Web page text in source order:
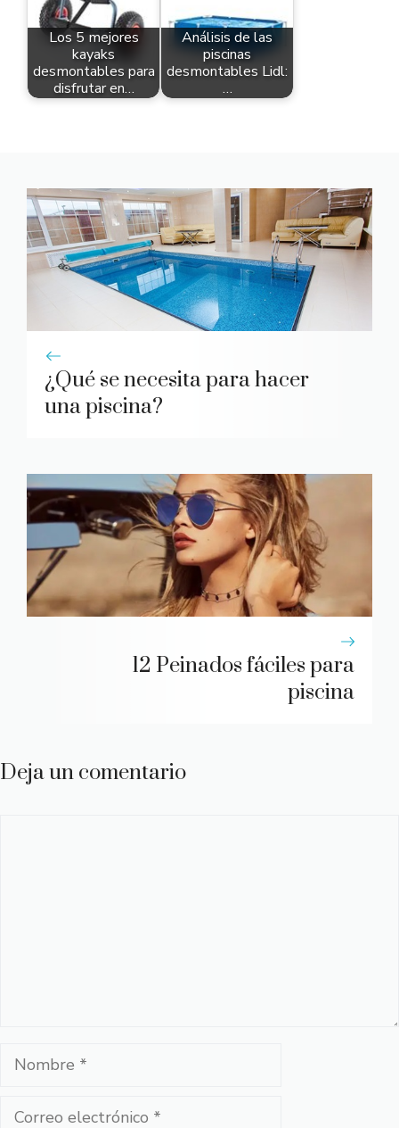
Los 5 mejores
kayaks
desmontables para
disfrutar en…
Análisis de las
piscinas
desmontables Lidl:
…
¿Qué se necesita para hacer
una piscina?
12 Peinados fáciles para
piscina
Deja un comentario
Nombre
Correo